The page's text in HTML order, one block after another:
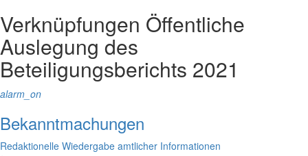
Verknüpfungen Öffentliche
Auslegung des
Beteiligungsberichts 2021
alarm_on
Bekanntmachungen
Redaktionelle Wiedergabe amtlicher Informationen